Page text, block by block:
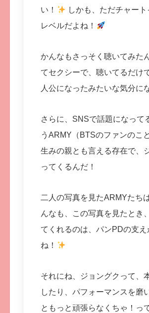
い！
しかも、ただチャート
レベルだよね！
かんなもさっそく聴いてみた
てセクシーで、聴いてるだけ
人公になったみたいな気分に
さらに、SNSで話題になって
うARMY（BTSのファンのこ
生みの親とも言える存在で、
ってくるんだ！
二人の写真を見たARMYたち
んなも、この写真を見たとき
てくれるのは、パンPDの支
ね！
それにね、ジョングクって、
したり、パフォーマンスを磨
ともっと頑張らなくちゃ！っ